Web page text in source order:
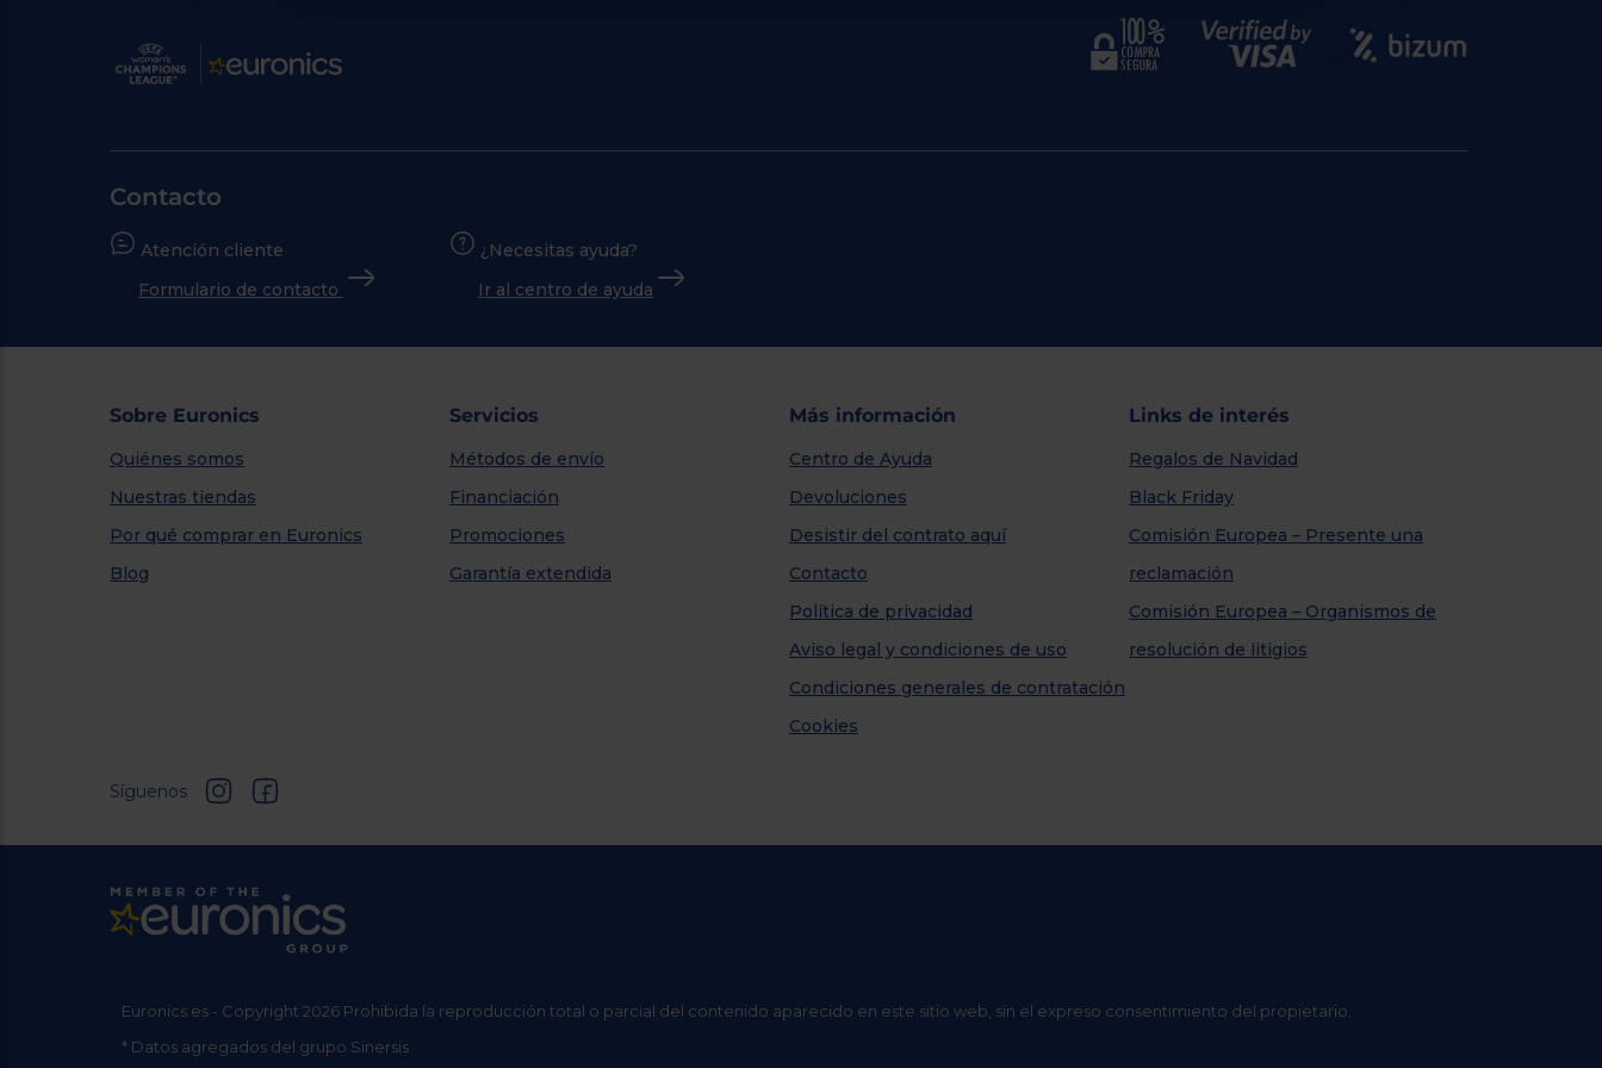
Contacto
Atención cliente
Formulario de contacto
¿Necesitas ayuda?
Ir al centro de ayuda
Sobre Euronics
Quiénes somos
Nuestras tiendas
Por qué comprar en Euronics
Blog
Servicios
Métodos de envío
Financiación
Promociones
Garantía extendida
Más información
Centro de Ayuda
Devoluciones
Desistir del contrato aquí
Contacto
Política de privacidad
Aviso legal y condiciones de uso
Condiciones generales de contratación
Cookies
Links de interés
Regalos de Navidad
Black Friday
Comisión Europea – Presente una
reclamación
Comisión Europea – Organismos de
resolución de litigios
Síguenos
Euronics.es - Copyright 2026 Prohibida la reproducción total o parcial del contenido aparecido en este sitio web, sin el expreso consentimiento del propietario.
* Datos agregados del grupo Sinersis